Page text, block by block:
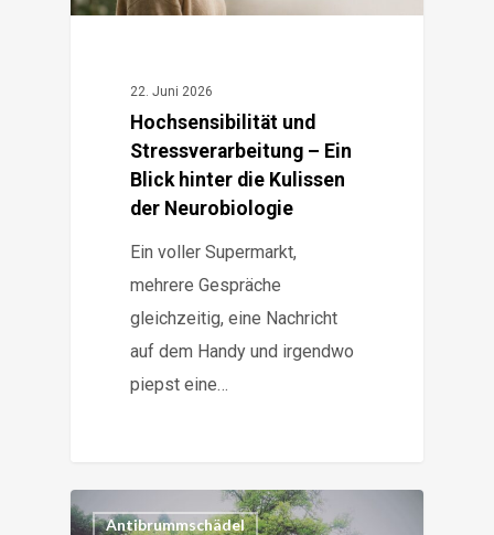
22. Juni 2026
Hochsensibilität und
Stressverarbeitung – Ein
Blick hinter die Kulissen
der Neurobiologie
Ein voller Supermarkt,
mehrere Gespräche
gleichzeitig, eine Nachricht
auf dem Handy und irgendwo
piepst eine…
Antibrummschädel 0